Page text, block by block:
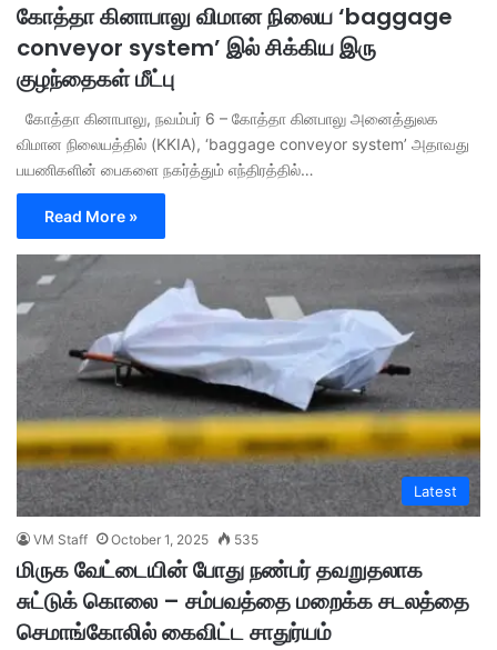
கோத்தா கினாபாலு விமான நிலைய ‘baggage
conveyor system’ இல் சிக்கிய இரு
குழந்தைகள் மீட்பு
கோத்தா கினாபாலு, நவம்பர் 6 – கோத்தா கினபாலு அனைத்துலக
விமான நிலையத்தில் (KKIA), ‘baggage conveyor system’ அதாவது
பயணிகளின் பைகளை நகர்த்தும் எந்திரத்தில்…
Read More »
Latest
VM Staff October 1, 2025 535
மிருக வேட்டையின் போது நண்பர் தவறுதலாக
சுட்டுக் கொலை – சம்பவத்தை மறைக்க சடலத்தை
செமாங்கோலில் கைவிட்ட சாதுர்யம்